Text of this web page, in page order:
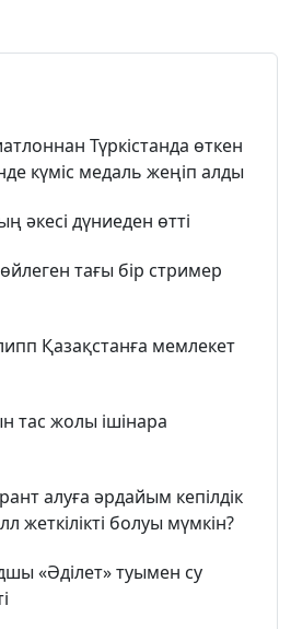
Түркістанда өткен
күміс медаль жеңіп алды
әкесі дүниеден өтті
тағы бір стример
Қазақстанға мемлекет
тас жолы ішінара
алуға әрдайым кепілдік
жеткілікті болуы мүмкін?
«Әділет» туымен су